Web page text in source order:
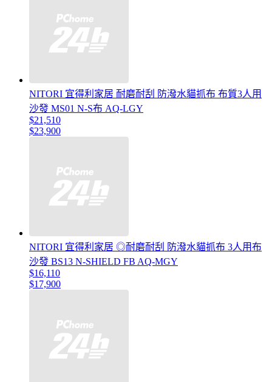
NITORI 宜得利家居 耐磨耐刮 防潑水貓抓布 布質3人用
沙發 MS01 N-S布 AQ-LGY
$21,510
$23,900
NITORI 宜得利家居 ◎耐磨耐刮 防潑水貓抓布 3人用布
沙發 BS13 N-SHIELD FB AQ-MGY
$16,110
$17,900